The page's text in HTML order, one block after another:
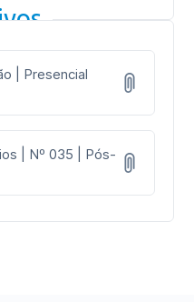
| Presencial
| Nº 035 | Pós-